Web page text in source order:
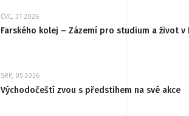
ČVC, 31 2026
Farského kolej – Zázemí pro studium a život v
SRP, 05 2026
Východočeští zvou s předstihem na své akce